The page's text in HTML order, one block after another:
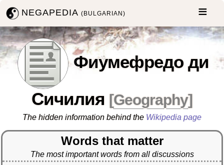
NEGAPEDIA(BULGARIAN)
Фиумефредо ди
Сичилия [Geography]
The hidden information behind the Wikipedia page
Words that matter
The most important words from all discussions